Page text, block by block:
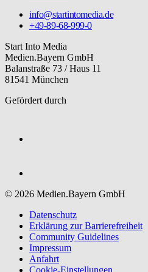
info@startintomedia.de
+49-89-68-999-0
Start Into Media
Medien.Bayern GmbH
Balanstraße 73 / Haus 11
81541 München
Gefördert durch
© 2026 Medien.Bayern GmbH
Datenschutz
Erklärung zur Barriere­freiheit
Community Guidelines
Impressum
Anfahrt